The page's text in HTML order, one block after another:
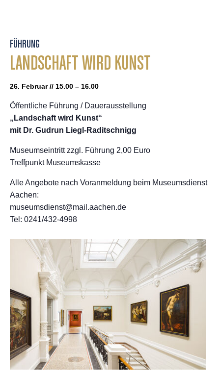
FÜHRUNG
LANDSCHAFT WIRD KUNST
26. Februar // 15.00 – 16.00
Öffentliche Führung / Dauerausstellung
„Landschaft wird Kunst“
mit Dr. Gudrun Liegl-Raditschnigg
Museumseintritt zzgl. Führung 2,00 Euro
Treffpunkt Museumskasse
Alle Angebote nach Voranmeldung beim Museumsdienst
Aachen:
museumsdienst@mail.aachen.de
Tel: 0241/432-4998